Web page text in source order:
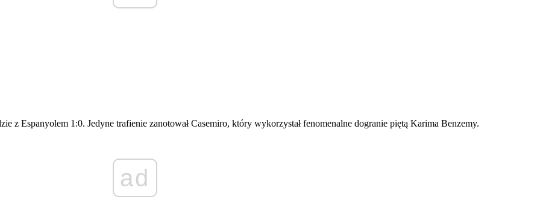
z Espanyolem 1:0. Jedyne trafienie zanotował Casemiro, który wykorzystał fenomenalne dogranie piętą Karima Benzemy.
ad